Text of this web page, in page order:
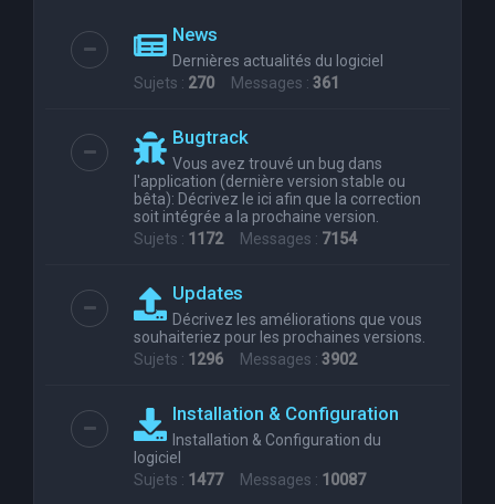
News
Dernières actualités du logiciel
Sujets : 270 Messages : 361
Bugtrack
Vous avez trouvé un bug dans
l'application (dernière version stable ou
bêta): Décrivez le ici afin que la correction
soit intégrée a la prochaine version.
Sujets : 1172Messages : 7154
Updates
Décrivez les améliorations que vous
souhaiteriez pour les prochaines versions.
Sujets : 1296 Messages : 3902
Installation & Configuration
Installation & Configuration du
logiciel
Sujets : 1477Messages : 10087